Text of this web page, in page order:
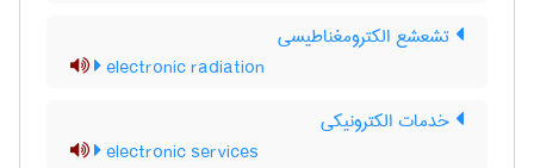
تشعشع الکترومغناطیسی
electronic radiation
خدمات الکترونیکی
electronic services